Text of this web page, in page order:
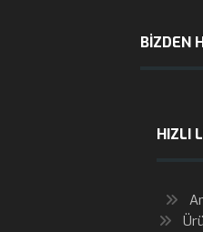
BIZDEN
HIZLI